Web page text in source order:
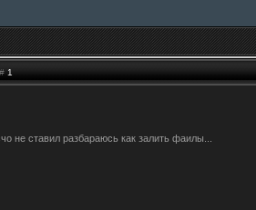
1
не ставил разбараюсь как залить фаилы...